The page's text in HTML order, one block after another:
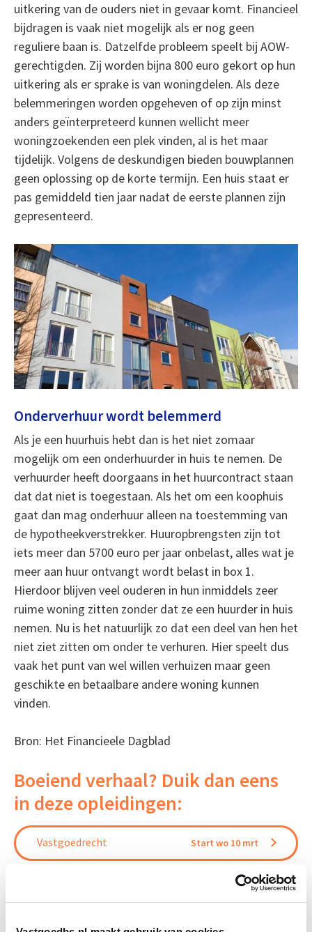
uitkering van de ouders niet in gevaar komt. Financieel
bijdragen is vaak niet mogelijk als er nog geen
reguliere baan is. Datzelfde probleem speelt bij AOW-
gerechtigden. Zij worden bijna 800 euro gekort op hun
uitkering als er sprake is van woningdelen. Als deze
belemmeringen worden opgeheven of op zijn minst
anders geïnterpreteerd kunnen wellicht meer
woningzoekenden een plek vinden, al is het maar
tijdelijk. Volgens de deskundigen bieden bouwplannen
geen oplossing op de korte termijn. Een huis staat er
pas gemiddeld tien jaar nadat de eerste plannen zijn
gepresenteerd.
Onderverhuur wordt belemmerd
Als je een huurhuis hebt dan is het niet zomaar
mogelijk om een onderhuurder in huis te nemen. De
verhuurder heeft doorgaans in het huurcontract staan
dat dat niet is toegestaan. Als het om een koophuis
gaat dan mag onderhuur alleen na toestemming van
de hypotheekverstrekker. Huuropbrengsten zijn tot
iets meer dan 5700 euro per jaar onbelast, alles wat je
meer aan huur ontvangt wordt belast in box 1.
Hierdoor blijven veel ouderen in hun inmiddels zeer
ruime woning zitten zonder dat ze een huurder in huis
nemen. Nu is het natuurlijk zo dat een deel van hen het
niet ziet zitten om onder te verhuren. Hier speelt dus
vaak het punt van wel willen verhuizen maar geen
geschikte en betaalbare andere woning kunnen
vinden.
Bron: Het Financieele Dagblad
Boeiend verhaal? Duik dan eens
in deze opleidingen:
Vastgoedrecht Start wo 10 mrt
Start wo 12 mei